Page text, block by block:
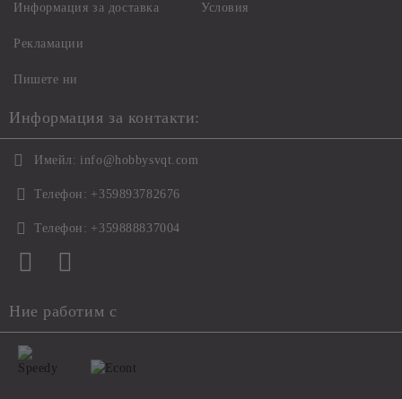
Информация за доставка
Рекламации
Пишете ни
Условия
Информация за контакти:
Имейл: info@hobbysvqt.com
Телефон: +359893782676
Телефон: +359888837004
Ние работим с